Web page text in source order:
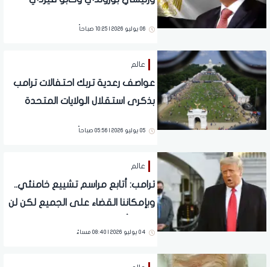
06 يوليو 2026 | 10:25 صباحاً
عالم
عواصف رعدية تربك احتفالات ترامب
بذكرى استقلال الولايات المتحدة
05 يوليو 2026 | 05:56 صباحاً
عالم
ترامب: أتابع مراسم تشييع خامنئي..
وبإمكاننا القضاء على الجميع لكن لن
04 يوليو 2026 | 08:40 مساءً